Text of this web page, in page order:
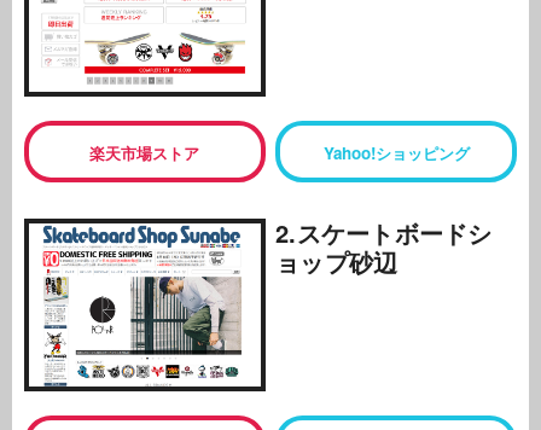
楽天市場ストア Yahoo!ショッピング
2.スケートボードシ
ョップ砂辺